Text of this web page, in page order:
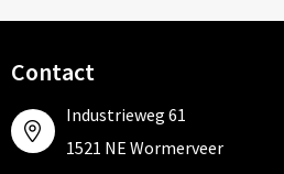
Contact
Industrieweg 61
1521 NE Wormerveer